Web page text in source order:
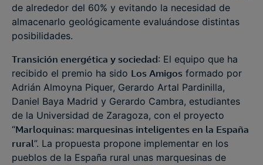
de alrededor del 60% y evitando la necesidad de
almacenarlo geológicamente evaluándose distintas
posibilidades.
Transición energética y sociedad: El equipo que ha
recibido el premio ha sido Los Amigos formado por
Adrián Almoyna Piquer, Gerardo Artal Pardinilla,
Daniel Baya Madrid y Gerardo Cambra, estudiantes
de la Universidad de Zaragoza, con el proyecto
“Marloquinas: marquesinas inteligentes en la España
rural”. La propuesta propone implementar en los
pueblos de la España rural unas marquesinas de